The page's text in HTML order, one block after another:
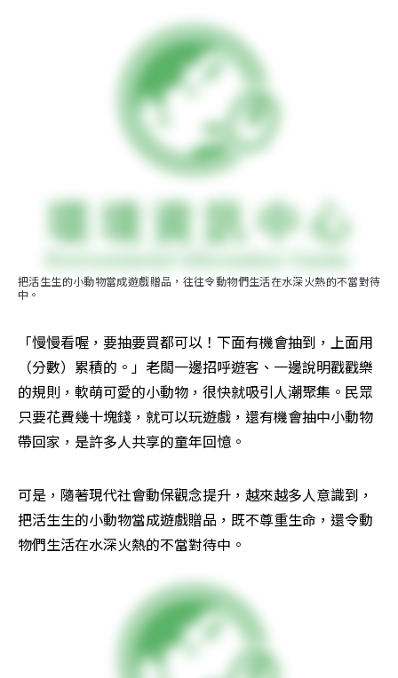
把活生生的小動物當成遊戲贈品，往往令動物們生活在水深火熱的不當對待
中。
「慢慢看喔，要抽要買都可以！下面有機會抽到，上面用
（分數）累積的。」老闆一邊招呼遊客、一邊說明戳戳樂
的規則，軟萌可愛的小動物，很快就吸引人潮聚集。民眾
只要花費幾十塊錢，就可以玩遊戲，還有機會抽中小動物
帶回家，是許多人共享的童年回憶。
可是，隨著現代社會動保觀念提升，越來越多人意識到，
把活生生的小動物當成遊戲贈品，既不尊重生命，還令動
物們生活在水深火熱的不當對待中。